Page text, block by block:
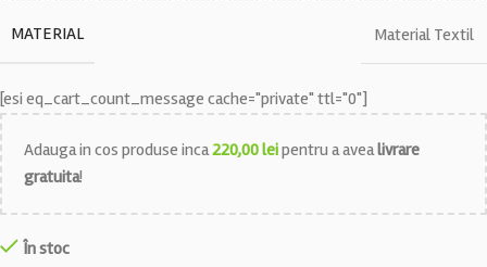
MATERIAL Material Textil
[esi eq_cart_count_message cache="private" ttl="0"]
Adauga in cos produse inca220,00leipentru a avealivrare
gratuita!
În stoc